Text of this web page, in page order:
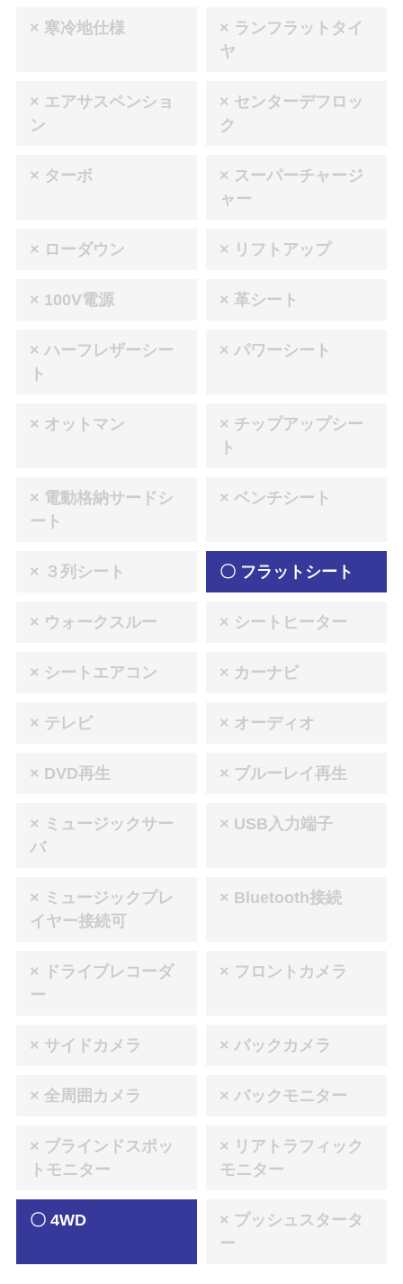
× 寒冷地仕様
× ランフラットタイ
ヤ
× エアサスペンショ
ン
× センターデフロッ
ク
× ターボ
× スーパーチャージ
ャー
× ローダウン × リフトアップ
× 100V電源 × 革シート
× ハーフレザーシー
ト
× パワーシート
× オットマン
× チップアップシー
ト
× 電動格納サードシ
ート
× ベンチシート
× ３列シート 〇 フラットシート
× ウォークスルー × シートヒーター
× シートエアコン × カーナビ
× テレビ × オーディオ
× DVD再生 × ブルーレイ再生
× ミュージックサー
バ
× USB入力端子
× ミュージックプレ
イヤー接続可
× Bluetooth接続
× ドライブレコーダ
ー
× フロントカメラ
× サイドカメラ × バックカメラ
× 全周囲カメラ × バックモニター
× ブラインドスポッ
トモニター
× リアトラフィック
モニター
〇 4WD
× プッシュスタータ
ー